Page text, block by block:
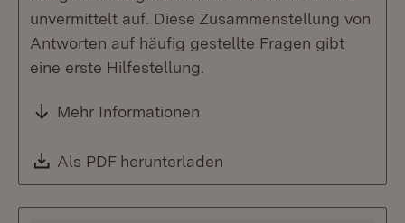
unvermittelt auf. Diese Zusammenstellung von
Antworten auf häufig gestellte Fragen gibt
eine erste Hilfestellung.
Mehr Informationen
Download:
Als PDF herunterladen